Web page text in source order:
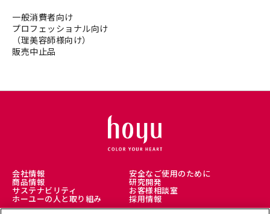
一般消費者向け
プロフェッショナル向け
（理美容師様向け）
販売中止品
会社情報 安全なご使用のために
商品情報 研究開発
サステナビリティ お客様相談室
ホーユーの人と取り組み 採用情報